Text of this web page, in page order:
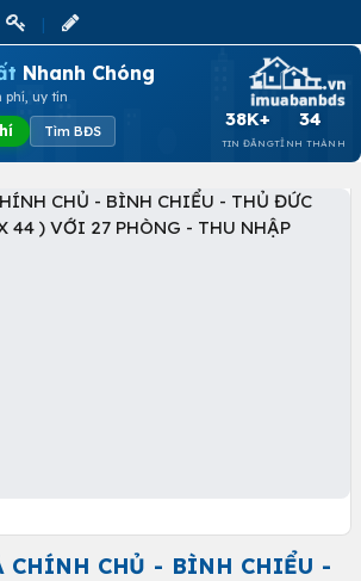
Nhanh Chóng
phí, uy tín
Tìm BĐS
38K+
TIN ĐĂNG
34
TỈNH THÀNH
CHÍNH CHỦ - BÌNH CHIỂU -